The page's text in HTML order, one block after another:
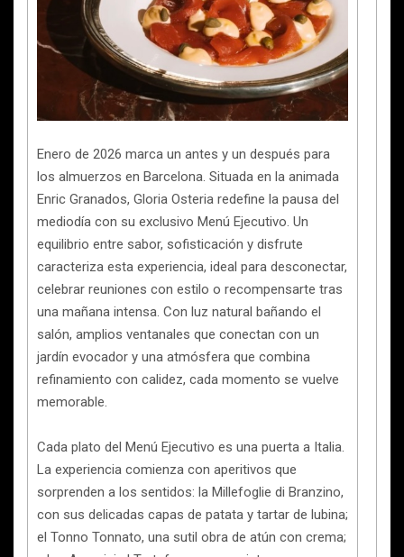
Enero de 2026 marca un antes y un después para
los almuerzos en Barcelona. Situada en la animada
Enric Granados, Gloria Osteria redefine la pausa del
mediodía con su exclusivo Menú Ejecutivo. Un
equilibrio entre sabor, sofisticación y disfrute
caracteriza esta experiencia, ideal para desconectar,
celebrar reuniones con estilo o recompensarte tras
una mañana intensa. Con luz natural bañando el
salón, amplios ventanales que conectan con un
jardín evocador y una atmósfera que combina
refinamiento con calidez, cada momento se vuelve
memorable.
Cada plato del Menú Ejecutivo es una puerta a Italia.
La experiencia comienza con aperitivos que
sorprenden a los sentidos: la Millefoglie di Branzino,
con sus delicadas capas de patata y tartar de lubina;
el Tonno Tonnato, una sutil obra de atún con crema;